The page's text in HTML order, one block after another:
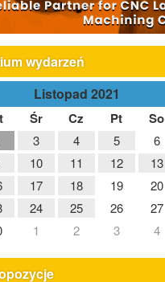
wydarzeń
Listopad 2021
Śr Cz Pt So
3 4 5 6
10 11 12 13
17 18 19 20
24 25 26 27
1 2 3 4